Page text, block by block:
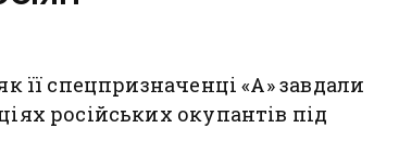
її спецпризначенці «А» завдали
російських окупантів під